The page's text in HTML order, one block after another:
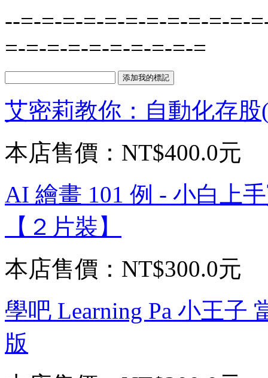
--=-=-=-=-=-=-=-=-=-=-=-
=-=-=-=-=-=-=-=-=-=
艾密莉教你：自動化存
本店售價： NT$400.0元
AI 繪畫 101 例 - 小白上
【２片裝】
本店售價： NT$300.0元
學吧 Learning Pa 小王子
版